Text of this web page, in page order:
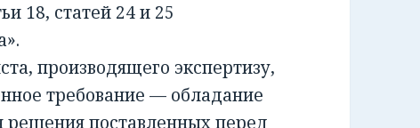
18, статей 24 и 25
производящего экспертизу,
требование — обладание
поставленных перед